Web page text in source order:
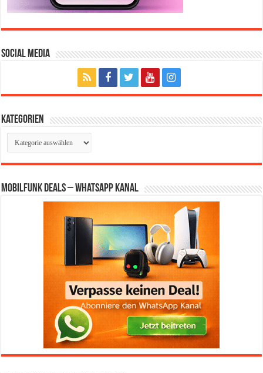
Social Media
Kategorien
Kategorien
Mobilfunk Deals – WhatsApp Kanal